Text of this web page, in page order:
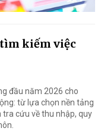
kiếm việc
đầu năm 2026 cho
từ lựa chọn nền tảng
tra cứu về thu nhập, quy